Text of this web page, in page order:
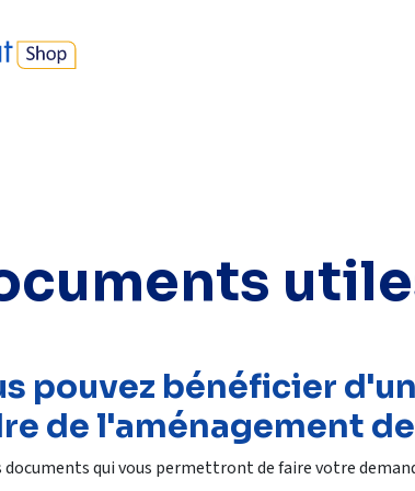
pouvez bénéficier
de l'aménagement
documents qui vous permettront de faire votre